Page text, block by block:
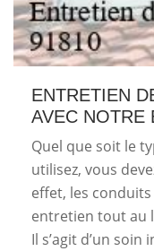
ENTRETIEN
AVEC NOTRE
Quel que soit le
utilisez, vous
effet, les
entretien tout au
Il s’agit d’un